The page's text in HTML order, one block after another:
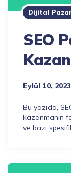
Dijital
SEO
Eylül 10, 2023
Bu yazıda,
kazanmanın
ve bazı